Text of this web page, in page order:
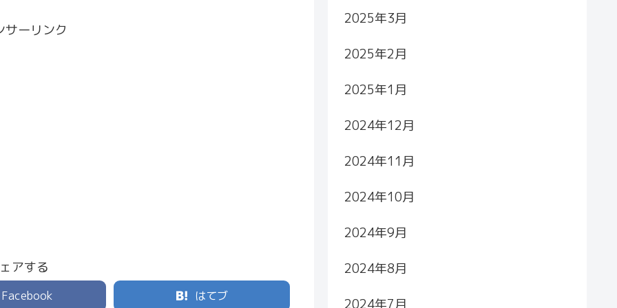
サーリンク
アする
Facebook はてブ
2025年3月
2025年2月
2025年1月
2024年12月
2024年11月
2024年10月
2024年9月
2024年8月
2024年7月